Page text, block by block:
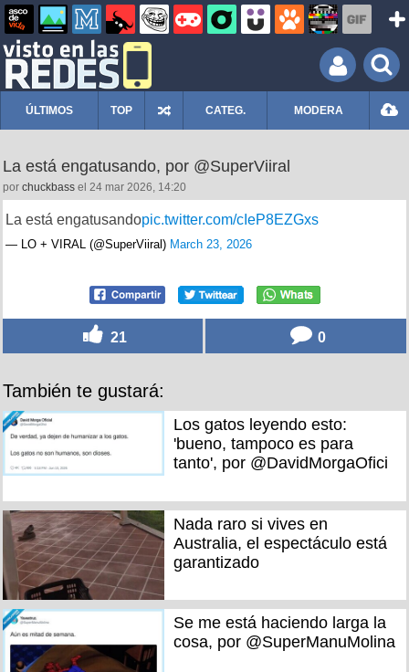
ÚLTIMOS TOP CATEG. MODERA
La está engatusando, por @SuperViiral
por chuckbass el 24 mar 2026, 14:20
La está engatusandopic.twitter.com/cIeP8EZGxs
— LO + VIRAL (@SuperViiral) March 23, 2026
21 0
También te gustará:
Los gatos leyendo esto:
'bueno, tampoco es para
tanto', por @DavidMorgaOfici
Nada raro si vives en
Australia, el espectáculo está
garantizado
Se me está haciendo larga la
cosa, por @SuperManuMolina